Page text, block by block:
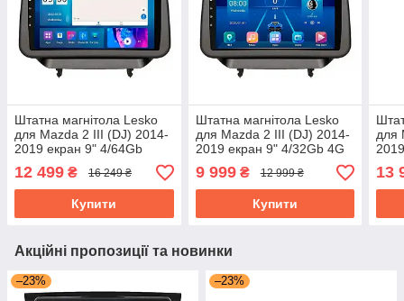
Штатна магнітола Lesko
для Mazda 2 III (DJ) 2014-
2019 екран 9" 4/64Gb
CarPlay 4G Wi-Fi GPS
Prime Мазда
12 499 ₴ 16 249 ₴
Купити
Штатна магнітола Lesko
для Mazda 2 III (DJ) 2014-
2019 екран 9" 4/32Gb 4G
Wi-Fi GPS Top Мазда
9 999₴ 12 999 ₴
Купити
для
Wi-
13
Акційні пропозиції та новинки
–23% –23%